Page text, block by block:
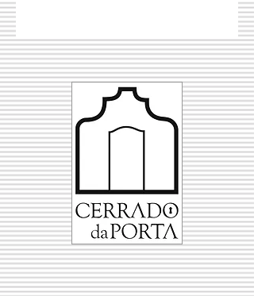
vinho tem cor mais escura e
vibrante que a maioria dos Pinot
Noir, com aroma intenso a cereja
preta. Na boca tem acidez,
estrutura encorpada e textura
substancial. Excelente para
acompanhar cogumelos, peixes
carnudos e pratos fumados. Deve
ser bebido a 16-17ºC.